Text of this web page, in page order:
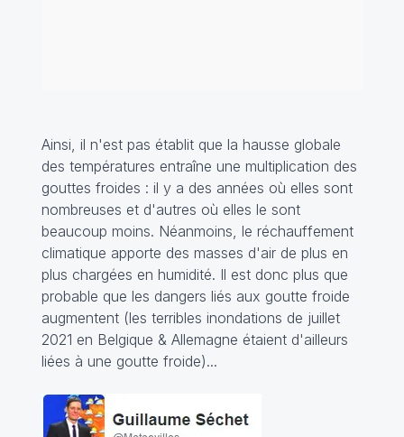
Ainsi, il n'est pas établit que la hausse globale
des températures entraîne une multiplication des
gouttes froides : il y a des années où elles sont
nombreuses et d'autres où elles le sont
beaucoup moins. Néanmoins, le réchauffement
climatique apporte des masses d'air de plus en
plus chargées en humidité. Il est donc plus que
probable que les dangers liés aux goutte froide
augmentent (les terribles inondations de juillet
2021 en Belgique & Allemagne étaient d'ailleurs
liées à une goutte froide)...